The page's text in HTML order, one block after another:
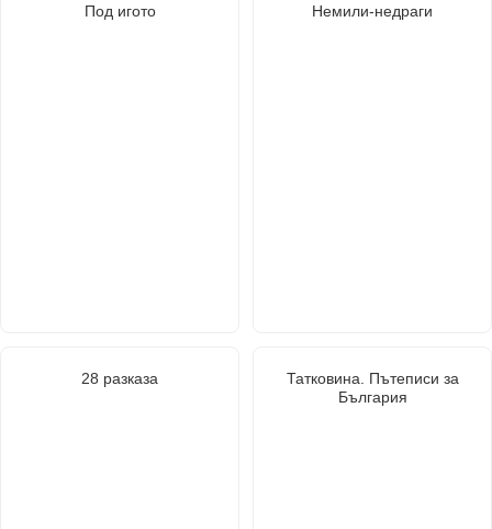
Под игото Немили-недраги
28 разказа
Татковина. Пътеписи за
България